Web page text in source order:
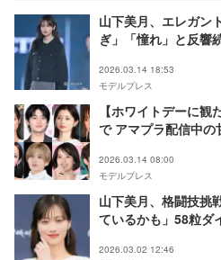
山下美月、エレガン
ぎ」「憧れ」と反響
2026.03.14 18:53
モデルプレス
【ホワイトデーに
で アマプラ配信中
2026.03.14 08:00
モデルプレス
山下美月、格闘技挑
ているかも」58粒ダ
2026.03.02 12:46